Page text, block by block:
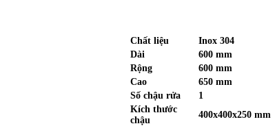
Chất liệu
Inox 304
Dài
600 mm
Rộng
600 mm
Cao
650 mm
Số chậu rửa
1
Kích thước
chậu
400x400x250 mm